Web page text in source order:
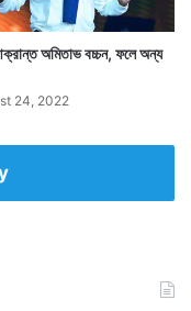
ফিরছেন। এদিন সুস্থ
রাজ্যে করোনামুক্ত
১০ হাজার ৯২১ জন।
নিয়ে লেখা
অমিতাভ বচ্চন, ফলে অন্য
24, 2022